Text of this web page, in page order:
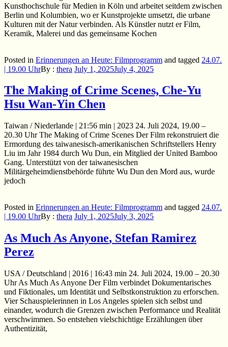
Kunsthochschule für Medien in Köln und arbeitet seitdem zwischen
Berlin und Kolumbien, wo er Kunstprojekte umsetzt, die urbane
Kulturen mit der Natur verbinden. Als Künstler nutzt er Film,
Keramik, Malerei und das gemeinsame Kochen
Posted in Erinnerungen an Heute: Filmprogramm and tagged 24.07.
| 19.00 UhrBy : thera July 1, 2025July 4, 2025
The Making of Crime Scenes, Che-Yu
Hsu Wan-Yin Chen
Taiwan / Niederlande | 21:56 min | 2023 24. Juli 2024, 19.00 –
20.30 Uhr The Making of Crime Scenes Der Film rekonstruiert die
Ermordung des taiwanesisch-amerikanischen Schriftstellers Henry
Liu im Jahr 1984 durch Wu Dun, ein Mitglied der United Bamboo
Gang. Unterstützt von der taiwanesischen
Militärgeheimdienstbehörde führte Wu Dun den Mord aus, wurde
jedoch
Posted in Erinnerungen an Heute: Filmprogramm and tagged 24.07.
| 19.00 UhrBy : thera July 1, 2025July 3, 2025
As Much As Anyone, Stefan Ramirez
Perez
USA / Deutschland | 2016 | 16:43 min 24. Juli 2024, 19.00 – 20.30
Uhr As Much As Anyone Der Film verbindet Dokumentarisches
und Fiktionales, um Identität und Selbstkonstruktion zu erforschen.
Vier Schauspielerinnen in Los Angeles spielen sich selbst und
einander, wodurch die Grenzen zwischen Performance und Realität
verschwimmen. So entstehen vielschichtige Erzählungen über
Authentizität,